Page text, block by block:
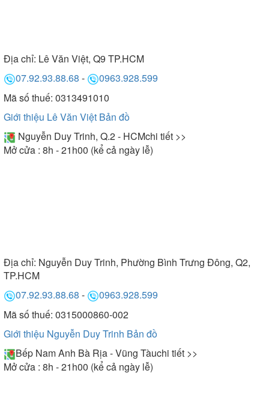
Địa chỉ: Lê Văn Việt, Q9 TP.HCM
07.92.93.88.68 -
0963.928.599
Mã số thuế: 0313491010
Giới thiệu Lê Văn Việt Bản đồ
Nguyễn Duy Trinh, Q.2 - HCMchi tiết >>
Mở cửa : 8h - 21h00 (kể cả ngày lễ)
Địa chỉ: Nguyễn Duy Trinh, Phường Bình Trưng Đông, Q2,
TP.HCM
07.92.93.88.68 -
0963.928.599
Mã số thuế: 0315000860-002
Giới thiệu Nguyễn Duy Trinh Bản đồ
Bếp Nam Anh Bà Rịa - Vũng Tàuchi tiết >>
Mở cửa : 8h - 21h00 (kể cả ngày lễ)